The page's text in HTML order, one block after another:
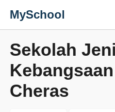
MySchool
Sekolah
Cheras